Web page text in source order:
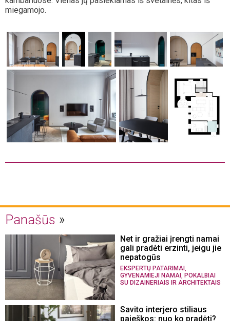
miegamojo.
Panašūs
Net ir gražiai įrengti namai
gali pradėti erzinti, jeigu jie
nepatogūs
EKSPERTŲ PATARIMAI
GYVENAMIEJI NAMAI
POKALBIAI
SU DIZAINERIAIS IR ARCHITEKTAIS
Savito interjero stiliaus
paieškos: nuo ko pradėti?